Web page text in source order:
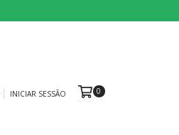
INICIAR SESSÃO 0